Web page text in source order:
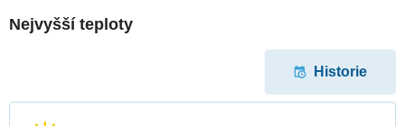
Nejvyšší teploty
Historie